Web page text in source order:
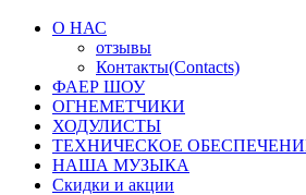
О НАС
отзывы
Контакты(Contacts)
ФАЕР ШОУ
ОГНЕМЕТЧИКИ
ХОДУЛИСТЫ
ТЕХНИЧЕСКОЕ
НАША МУЗЫКА
Скидки и акции